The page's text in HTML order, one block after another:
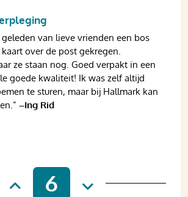
geleden van lieve vrienden een bos
over de post gekregen.
ze staan nog. Goed verpakt in een
goede kwaliteit! Ik was zelf altijd
te sturen, maar bij Hallmark kan
–Ing Rid
6